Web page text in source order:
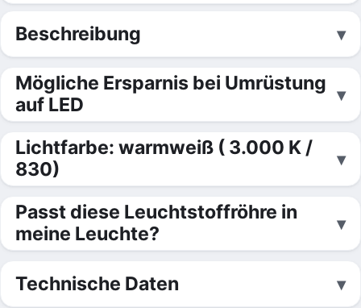
Beschreibung
Mögliche Ersparnis bei Umrüstung
auf LED
Lichtfarbe: warmweiß ( 3.000 K /
830)
Passt diese Leuchtstoffröhre in
meine Leuchte?
Technische Daten